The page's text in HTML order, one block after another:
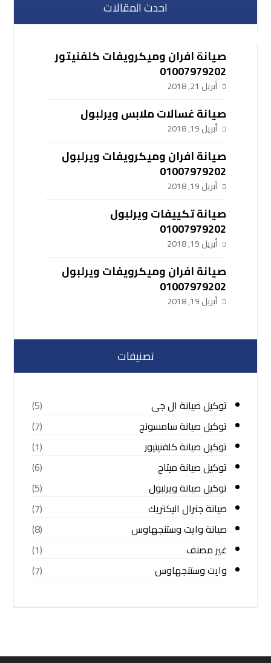
احدث المقالات
صيانة افران وميكرويفات كلفنيتور
01007979202
أبريل 21, 2018
صيانة غسالات ملابس ويرلبول
أبريل 19, 2018
صيانة افران وميكرويفات ويرلبول
01007979202
أبريل 19, 2018
صيانة تكييفات ويرلبول
01007979202
أبريل 19, 2018
صيانة افران وميكرويفات ويرلبول
01007979202
أبريل 19, 2018
تصنيفات
توكيل صيانة ال جى
(5)
توكيل صيانة سامسونج
(7)
توكيل صيانة كلفنيتيور
(1)
توكيل صيانة ميتاج
(6)
توكيل صيانة ويرلبول
(5)
صيانة جنرال اليكتريك
(7)
صيانة وايت وستنجهاوس
(8)
غير مصنف
(1)
وايت وستنجهاوس
(7)